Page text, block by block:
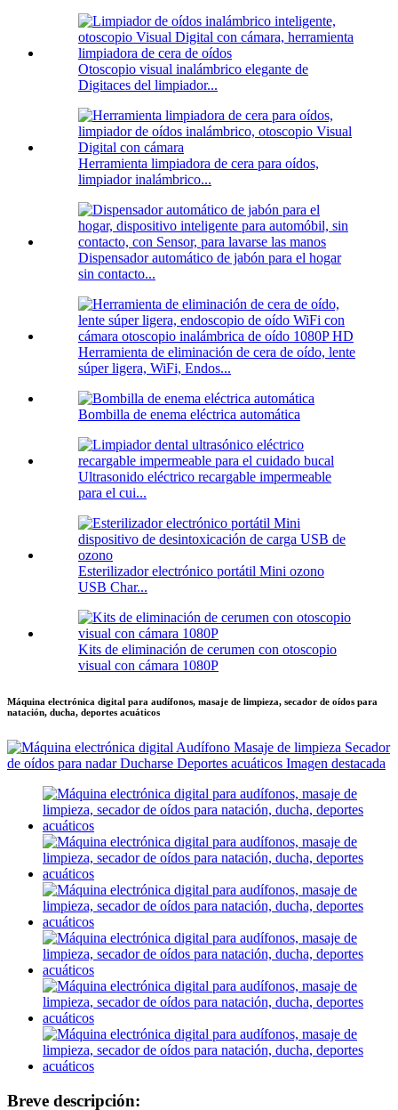
Otoscopio visual inalámbrico elegante de
Digitaces del limpiador...
Herramienta limpiadora de cera para oídos,
limpiador inalámbrico...
Dispensador automático de jabón para el hogar
sin contacto...
Herramienta de eliminación de cera de oído, lente
súper ligera, WiFi, Endos...
Bombilla de enema eléctrica automática
Ultrasonido eléctrico recargable impermeable
para el cui...
Esterilizador electrónico portátil Mini ozono
USB Char...
Kits de eliminación de cerumen con otoscopio
visual con cámara 1080P
Máquina electrónica digital para audífonos, masaje de limpieza, secador de oídos para
natación, ducha, deportes acuáticos
Breve descripción: